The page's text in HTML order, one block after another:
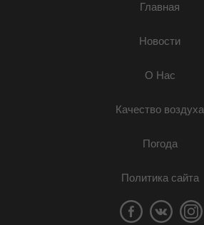
Главная
Новости
О Нас
Качество воздуха
Погода
Политика сайта